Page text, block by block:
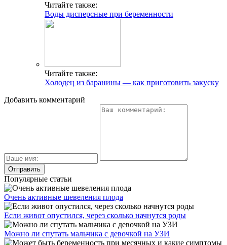
Читайте также:
Воды дисперсные при беременности
Читайте также:
Холодец из баранины — как приготовить закуску
Добавить комментарий
Популярные статьи
Очень активные шевеления плода
Если живот опустился, через сколько начнутся роды
Можно ли спутать мальчика с девочкой на УЗИ